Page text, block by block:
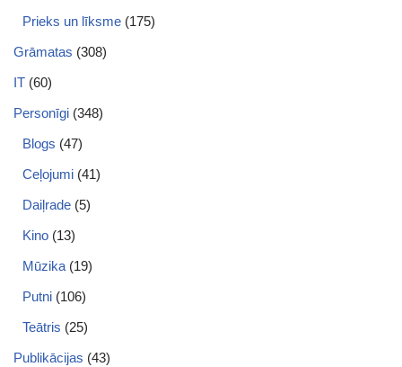
Prieks un līksme (175)
Grāmatas (308)
IT (60)
Personīgi (348)
Blogs (47)
Ceļojumi (41)
Daiļrade (5)
Kino (13)
Mūzika (19)
Putni (106)
Teātris (25)
Publikācijas (43)